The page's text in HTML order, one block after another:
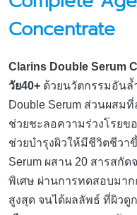
Concentrate
Clarins Double Serum
วัย40+ ด้วยนวัตกรรมอันล้
Double Serum ส่วนผสม
ช่วยชะลอความร่วงโรยข
ช่วยบำรุงผิวให้มีชีวิตชีวา
Serum ผสาน 20 สารสกั
พิเศษ ผ่านการทดสอบมา
สูงสุด จนได้ผลลัพธ์ ที่ผิวดู